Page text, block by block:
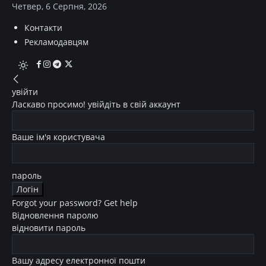
Четвер, 6 Серпня, 2026
Контакти
Рекламодавцям
увійти
Ласкаво просимо! увійдіть в свій аккаунт
Ваше ім'я користувача
пароль
Forgot your password? Get help
Відновлення паролю
відновити пароль
Вашу адресу електронної пошти